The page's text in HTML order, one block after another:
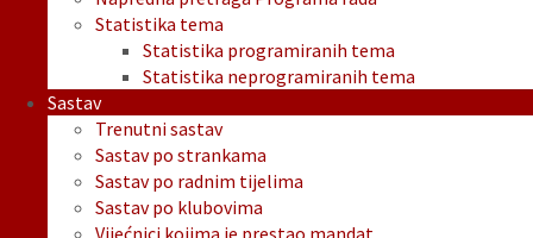
Statistika tema
Statistika programiranih tema
Statistika neprogramiranih tema
Sastav
Trenutni sastav
Sastav po strankama
Sastav po radnim tijelima
Sastav po klubovima